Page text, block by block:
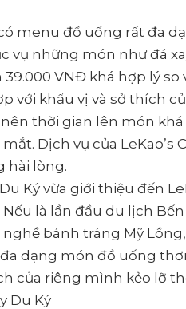
menu đồ uống rất đa
vụ những món như đá
39.000 VNĐ khá hợp lý
với khẩu vị và sở thích
nên thời gian lên món
Dịch vụ của
hài lòng.
Ký vừa giới thiệu đến
Nếu là lần đầu du lịch
bánh tráng Mỹ
dạng món đồ uống
của riêng mình kẻo lỡ
Du Ký